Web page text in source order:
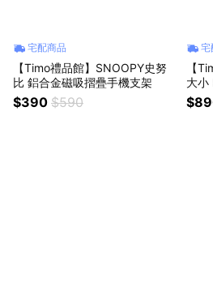
宅配商品
【Timo禮品館】SNOOPY史努
比 鋁合金磁吸摺疊手機支架
$390 $590
宅
【
大小
行動